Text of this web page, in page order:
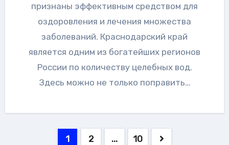
признаны эффективным средством для
оздоровления и лечения множества
заболеваний. Краснодарский край
является одним из богатейших регионов
России по количеству целебных вод.
Здесь можно не только поправить…
Пагинация
1 2 … 10